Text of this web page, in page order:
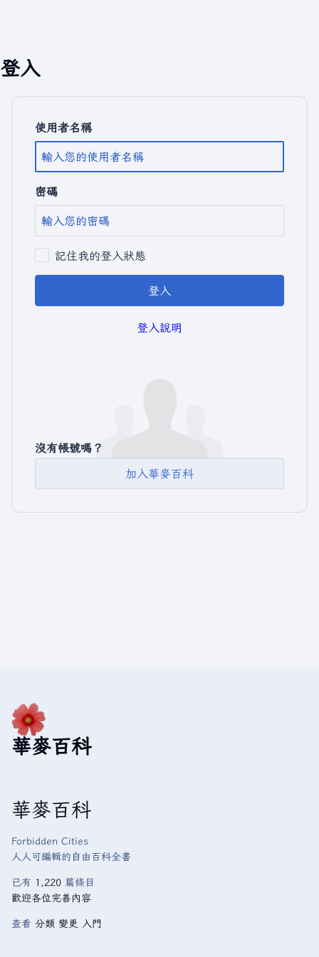
登入
使用者名稱
密碼
記住我的登入狀態
登入
登入說明
沒有帳號嗎？
加入華麥百科
華麥百科
華麥百科
Forbidden Cities
人人可編輯的自由百科全書
已有 1,220 篇條目
歡迎各位完善內容
查看 分類 變更 入門